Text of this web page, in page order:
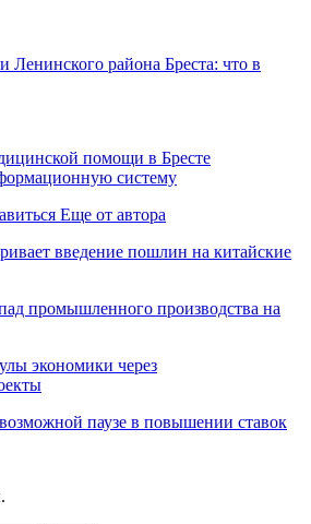
Ленинского района Бреста: что в
помощи в Бресте
систему
Еще от автора
введение пошлин на китайские
промышленного производства на
экономики через
паузе в повышении ставок